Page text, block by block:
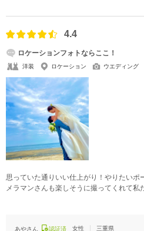
4.4
ロケーションフォトならここ！
洋装 ロケーション ウエディング
思っていた通りいい仕上がり！やりたいポ
メラマンさんも楽しそうに撮ってくれて私
も一緒に同行してくれて私の携帯でずっ
あやさん 認証済 女性
三重県